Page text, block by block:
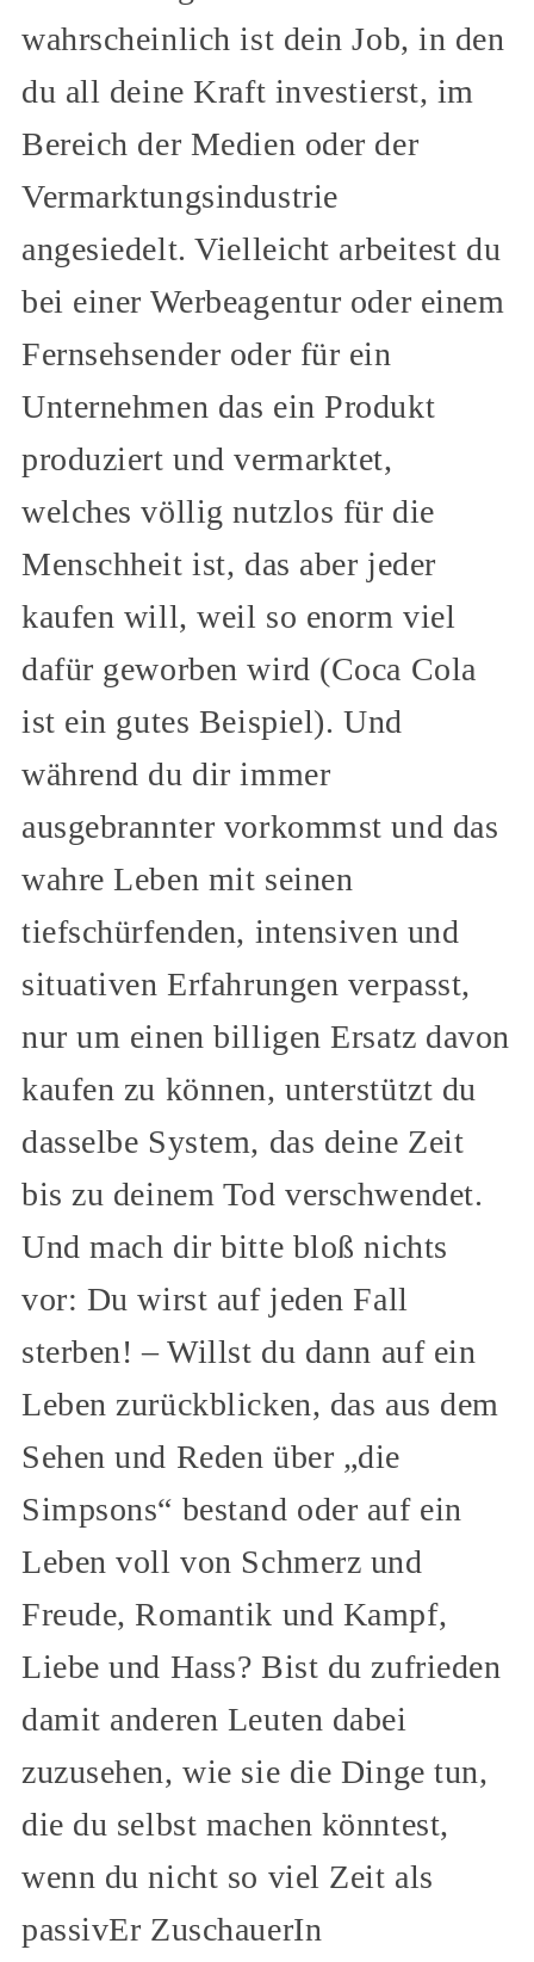
wahrscheinlich ist dein Job, in den
du all deine Kraft investierst, im
Bereich der Medien oder der
Vermarktungsindustrie
angesiedelt. Vielleicht arbeitest du
bei einer Werbeagentur oder einem
Fernsehsender oder für ein
Unternehmen das ein Produkt
produziert und vermarktet,
welches völlig nutzlos für die
Menschheit ist, das aber jeder
kaufen will, weil so enorm viel
dafür geworben wird (Coca Cola
ist ein gutes Beispiel). Und
während du dir immer
ausgebrannter vorkommst und das
wahre Leben mit seinen
tiefschürfenden, intensiven und
situativen Erfahrungen verpasst,
nur um einen billigen Ersatz davon
kaufen zu können, unterstützt du
dasselbe System, das deine Zeit
bis zu deinem Tod verschwendet.
Und mach dir bitte bloß nichts
vor: Du wirst auf jeden Fall
sterben! – Willst du dann auf ein
Leben zurückblicken, das aus dem
Sehen und Reden über „die
Simpsons“ bestand oder auf ein
Leben voll von Schmerz und
Freude, Romantik und Kampf,
Liebe und Hass? Bist du zufrieden
damit anderen Leuten dabei
zuzusehen, wie sie die Dinge tun,
die du selbst machen könntest,
wenn du nicht so viel Zeit als
passivEr ZuschauerIn